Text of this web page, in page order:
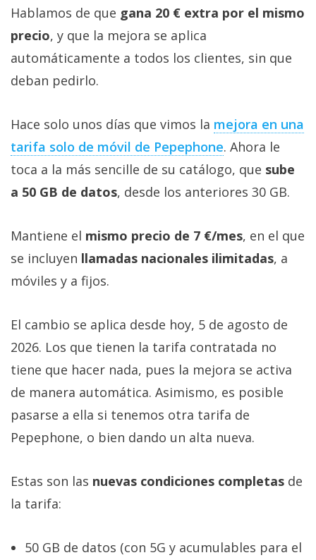
Hablamos de que gana 20 € extra por el mismo
precio, y que la mejora se aplica
automáticamente a todos los clientes, sin que
deban pedirlo.
Hace solo unos días que vimos la mejora en una
tarifa solo de móvil de Pepephone‎. Ahora le
toca a la más sencille de su catálogo, que sube
a 50 GB de datos, desde los anteriores 30 GB.
Mantiene el mismo precio de 7 €/mes, en el que
se incluyen llamadas nacionales ilimitadas, a
móviles y a fijos.
El cambio se aplica desde hoy, 5 de agosto de
2026. Los que tienen la tarifa contratada no
tiene que hacer nada, pues la mejora se activa
de manera automática. Asimismo, es posible
pasarse a ella si tenemos otra tarifa de
Pepephone, o bien dando un alta nueva.
Estas son las nuevas condiciones completas de
la tarifa:
50 GB de datos (con 5G y acumulables para el